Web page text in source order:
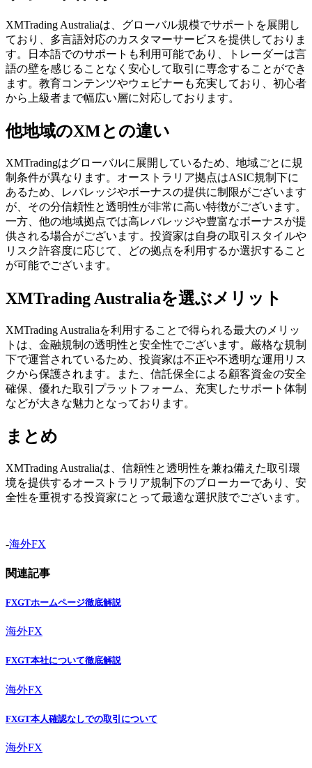
XMTrading Australiaは、グローバル規模でサポートを展開し
ており、多言語対応のカスタマーサービスを提供しておりま
す。日本語でのサポートも利用可能であり、トレーダーは言
語の壁を感じることなく安心して取引に専念することができ
ます。教育コンテンツやウェビナーも充実しており、初心者
から上級者まで幅広い層に対応しております。
他地域のXMとの違い
XMTradingはグローバルに展開しているため、地域ごとに規
制条件が異なります。オーストラリア拠点はASIC規制下に
あるため、レバレッジやボーナスの提供に制限がございます
が、その分信頼性と透明性が非常に高い特徴がございます。
一方、他の地域拠点では高レバレッジや豊富なボーナスが提
供される場合がございます。投資家は自身の取引スタイルや
リスク許容度に応じて、どの拠点を利用するか選択すること
が可能でございます。
XMTrading Australiaを選ぶメリット
XMTrading Australiaを利用することで得られる最大のメリッ
トは、金融規制の透明性と安全性でございます。厳格な規制
下で運営されているため、投資家は不正や不透明な運用リス
クから保護されます。また、信託保全による顧客資金の安全
確保、優れた取引プラットフォーム、充実したサポート体制
などが大きな魅力となっております。
まとめ
XMTrading Australiaは、信頼性と透明性を兼ね備えた取引環
境を提供するオーストラリア規制下のブローカーであり、安
全性を重視する投資家にとって最適な選択肢でございます。
-海外FX
関連記事
FXGTホームページ徹底解説
海外FX
FXGT本社について徹底解説
海外FX
FXGT本人確認なしでの取引について
海外FX